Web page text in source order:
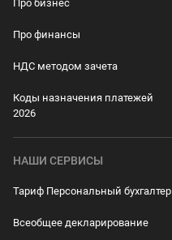
Про бизнес
Про финансы
НДС методом зачета
Коды назначения платежей
2026
НАШИ СЕРВИСЫ
Тариф Персональный бухгалтер
Всеобщее декларирование